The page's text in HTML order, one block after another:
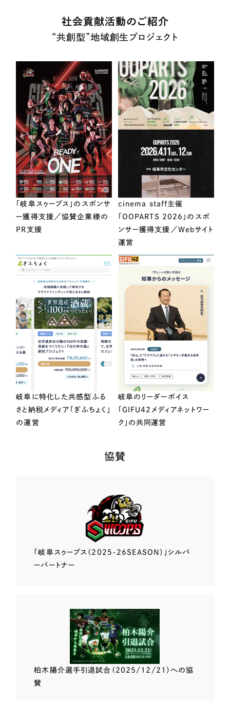
社会貢献活動のご紹介
“共創型”地域創生プロジェクト
「岐阜スゥープス」のスポンサ
ー獲得支援／協賛企業様の
PR支援
cinema staff主催
「OOPARTS 2026」のスポ
ンサー獲得支援／Webサイト
運営
岐阜に特化した共感型ふる
さと納税メディア「ぎふちょく」
の運営
岐阜のリーダーボイス
「GIFU42メディアネットワー
ク」の共同運営
協賛
「岐阜スゥープス （2025-26SEASON）」 シルバ
ーパートナー
柏木陽介選手引退試合（2025/12/21）への協
賛